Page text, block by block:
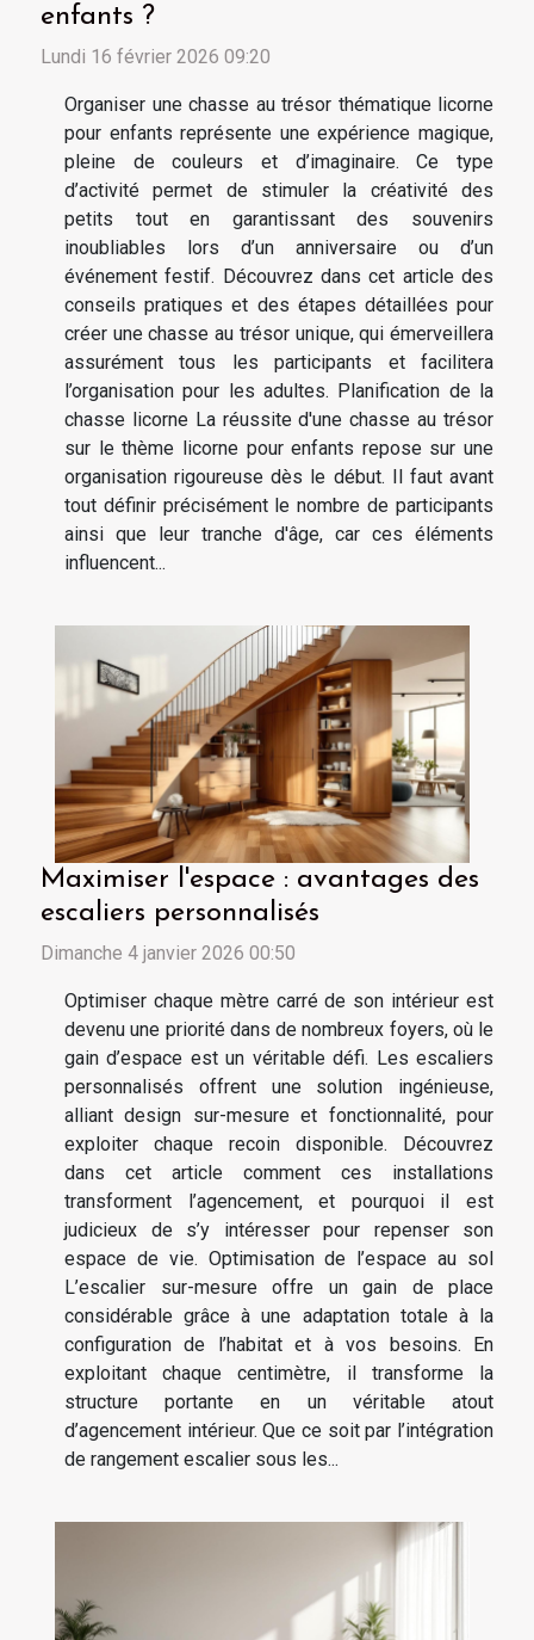
enfants ?
Lundi 16 février 2026 09:20
Organiser une chasse au trésor thématique licorne
pour enfants représente une expérience magique,
pleine de couleurs et d’imaginaire. Ce type
d’activité permet de stimuler la créativité des
petits tout en garantissant des souvenirs
inoubliables lors d’un anniversaire ou d’un
événement festif. Découvrez dans cet article des
conseils pratiques et des étapes détaillées pour
créer une chasse au trésor unique, qui émerveillera
assurément tous les participants et facilitera
l’organisation pour les adultes. Planification de la
chasse licorne La réussite d'une chasse au trésor
sur le thème licorne pour enfants repose sur une
organisation rigoureuse dès le début. Il faut avant
tout définir précisément le nombre de participants
ainsi que leur tranche d'âge, car ces éléments
influencent...
Maximiser l'espace : avantages des
escaliers personnalisés
Dimanche 4 janvier 2026 00:50
Optimiser chaque mètre carré de son intérieur est
devenu une priorité dans de nombreux foyers, où le
gain d’espace est un véritable défi. Les escaliers
personnalisés offrent une solution ingénieuse,
alliant design sur-mesure et fonctionnalité, pour
exploiter chaque recoin disponible. Découvrez
dans cet article comment ces installations
transforment l’agencement, et pourquoi il est
judicieux de s’y intéresser pour repenser son
espace de vie. Optimisation de l’espace au sol
L’escalier sur-mesure offre un gain de place
considérable grâce à une adaptation totale à la
configuration de l’habitat et à vos besoins. En
exploitant chaque centimètre, il transforme la
structure portante en un véritable atout
d’agencement intérieur. Que ce soit par l’intégration
de rangement escalier sous les...